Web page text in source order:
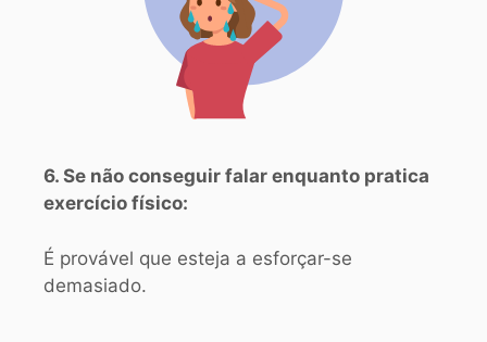
6. Se não conseguir falar enquanto pratica
exercício físico:
É provável que esteja a esforçar-se
demasiado.